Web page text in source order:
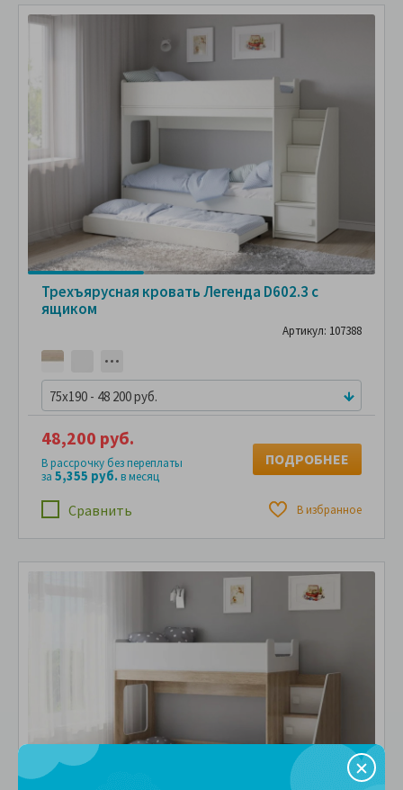
Трехъярусная кровать Легенда D602.3 с
ящиком
Артикул: 107388
75x190 - 48 200 руб.
Сравнить В избранное
48,200 руб.
В рассрочку без переплаты
за 5,355 руб.в месяц
ПОДРОБНЕЕ